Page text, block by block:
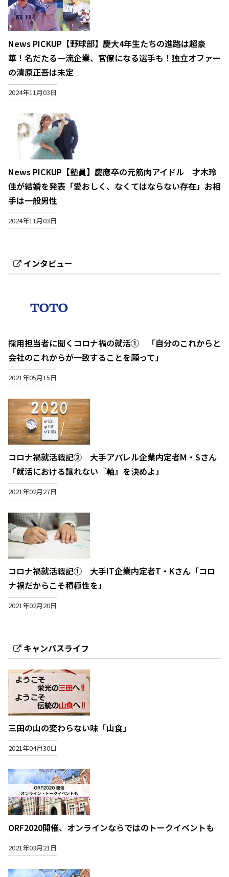
News PICKUP【野球部】慶大4年生たちの進路は超豪
華！名だたる一流企業、官僚になる選手も！独立オファー
の清原正吾は未定
2024年11月03日
News PICKUP【塾員】慶應卒の元筋肉アイドル 才木玲
佳が結婚を発表「愛おしく、なくてはならない存在」お相
手は一般男性
2024年11月03日
インタビュー
採用担当者に聞くコロナ禍の就活① 「自分のこれからと
会社のこれからが一致することを願って」
2021年05月15日
コロナ禍就活戦記② 大手アパレル企業内定者M・Sさん
「就活における譲れない『軸』を決めよ」
2021年02月27日
コロナ禍就活戦記① 大手IT企業内定者T・Kさん「コロ
ナ禍だからこそ積極性を」
2021年02月20日
キャンパスライフ
三田の山の変わらない味「山食」
2021年04月30日
ORF2020開催、オンラインならではのトークイベントも
2021年03月21日